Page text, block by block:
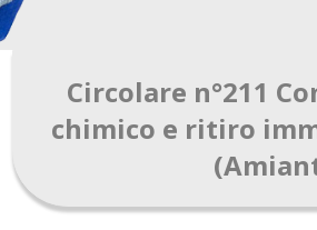
Circolare n°211
chimico e ritiro